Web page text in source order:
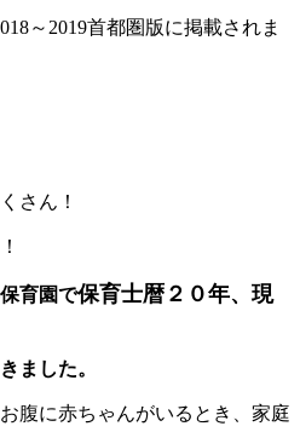
～2019首都圏版に掲載されま
さん！
育園で保育士暦２０年、現
ました。
腹に赤ちゃんがいるとき、家庭